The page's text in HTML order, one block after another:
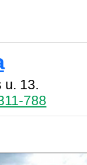
u. 13.
788